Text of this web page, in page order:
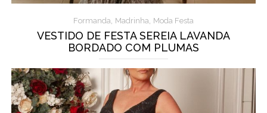
Formanda, Madrinha, Moda Festa
VESTIDO DE FESTA SEREIA LAVANDA
BORDADO COM PLUMAS